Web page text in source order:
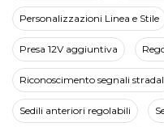
Personalizzazioni Linea e Stile
Presa 12V aggiuntiva
Riconoscimento segnali
Sedili anteriori regolabili